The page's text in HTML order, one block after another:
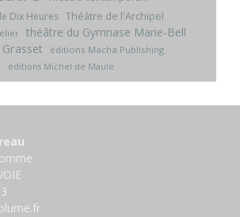
Dix Heures Théâtre de l'Archipel
théâtre du Gymnase Marie-Bell
éditions Macha Publishing
éditions Michel de Maule